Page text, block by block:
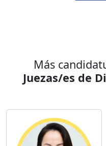
Más
Juezas/es de